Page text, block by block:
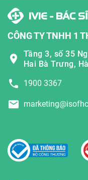
CÔNG TY TNHH 1
Tầng 3, số 35
Hai Bà Trưng,
1900 3367